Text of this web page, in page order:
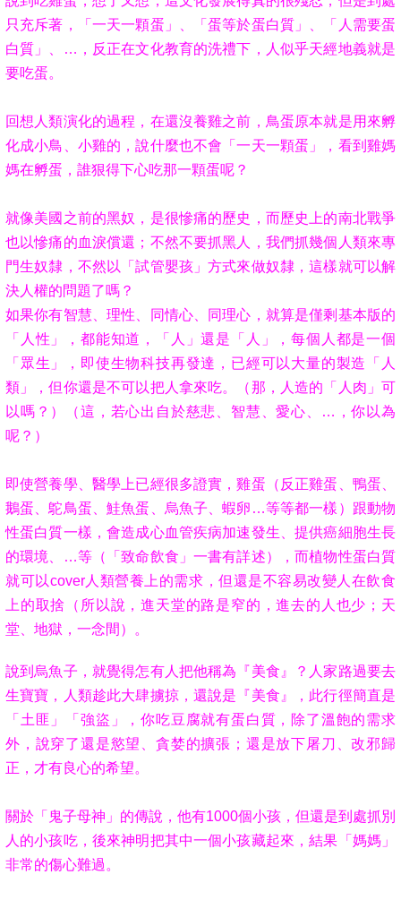
只充斥著，「一天一顆蛋」、「蛋等於蛋白質」、「人需要蛋
白質」、…，反正在文化教育的洗禮下，人似乎天經地義就是
要吃蛋。
回想人類演化的過程，在還沒養雞之前，鳥蛋原本就是用來孵
化成小鳥、小雞的，說什麼也不會「一天一顆蛋」，看到雞媽
媽在孵蛋，誰狠得下心吃那一顆蛋呢？
就像美國之前的黑奴，是很慘痛的歷史，而歷史上的南北戰爭
也以慘痛的血淚償還；不然不要抓黑人，我們抓幾個人類來專
門生奴隸，不然以「試管嬰孩」方式來做奴隸，這樣就可以解
決人權的問題了嗎？
如果你有智慧、理性、同情心、同理心，就算是僅剩基本版的
「人性」，都能知道，「人」還是「人」，每個人都是一個
「眾生」，即使生物科技再發達，已經可以大量的製造「人
類」，但你還是不可以把人拿來吃。（那，人造的「人肉」可
以嗎？）（這，若心出自於慈悲、智慧、愛心、…，你以為
呢？）
即使營養學、醫學上已經很多證實，雞蛋（反正雞蛋 、鴨蛋
鵝蛋 、鴕鳥蛋 、鮭魚蛋、烏魚子、蝦卵…等等都一樣） 跟動物
性蛋白質一樣，會造成心血管疾病加速發生、提供癌細胞生長
的環境、…等（「致命飲食」一書有詳述），而植物性蛋白質
就可以cover人類營養上的需求，但還是不容易改變人在飲食
上的取捨（所以說，進天堂的路是窄的，進去的人也少；天
堂、地獄，一念間）。
說到烏魚子，就覺得怎有人把他稱為『美食』？人家路過要去
生寶寶，人類趁此大肆擄掠，還說是『美食』，此行徑簡直是
「土匪」「強盜」，你吃豆腐就有蛋白質，除了溫飽的需求
外，說穿了還是慾望、貪婪的擴張；還是放下屠刀、改邪歸
正，才有良心的希望。
關於「鬼子母神」的傳說，他有1000個小孩，但還是到處抓別
人的小孩吃，後來神明把其中一個小孩藏起來，結果「媽媽」
非常的傷心難過。